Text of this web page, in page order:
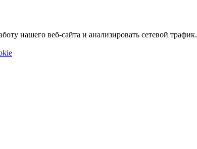
нашего веб-сайта и анализировать сетевой трафик.